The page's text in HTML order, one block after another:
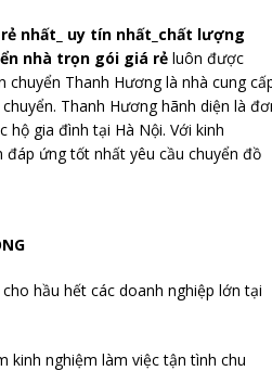
nhất_ uy tín nhất_chất lượng
nhà trọn gói giá rẻ luôn được
Thanh Hương là nhà cung
Thanh Hương hãnh diện là
hộ gia đình tại Hà Nội. Với kinh
ứng tốt nhất yêu cầu chuyển đồ
hầu hết các doanh nghiệp lớn tại
kinh nghiệm làm việc tận tình chu